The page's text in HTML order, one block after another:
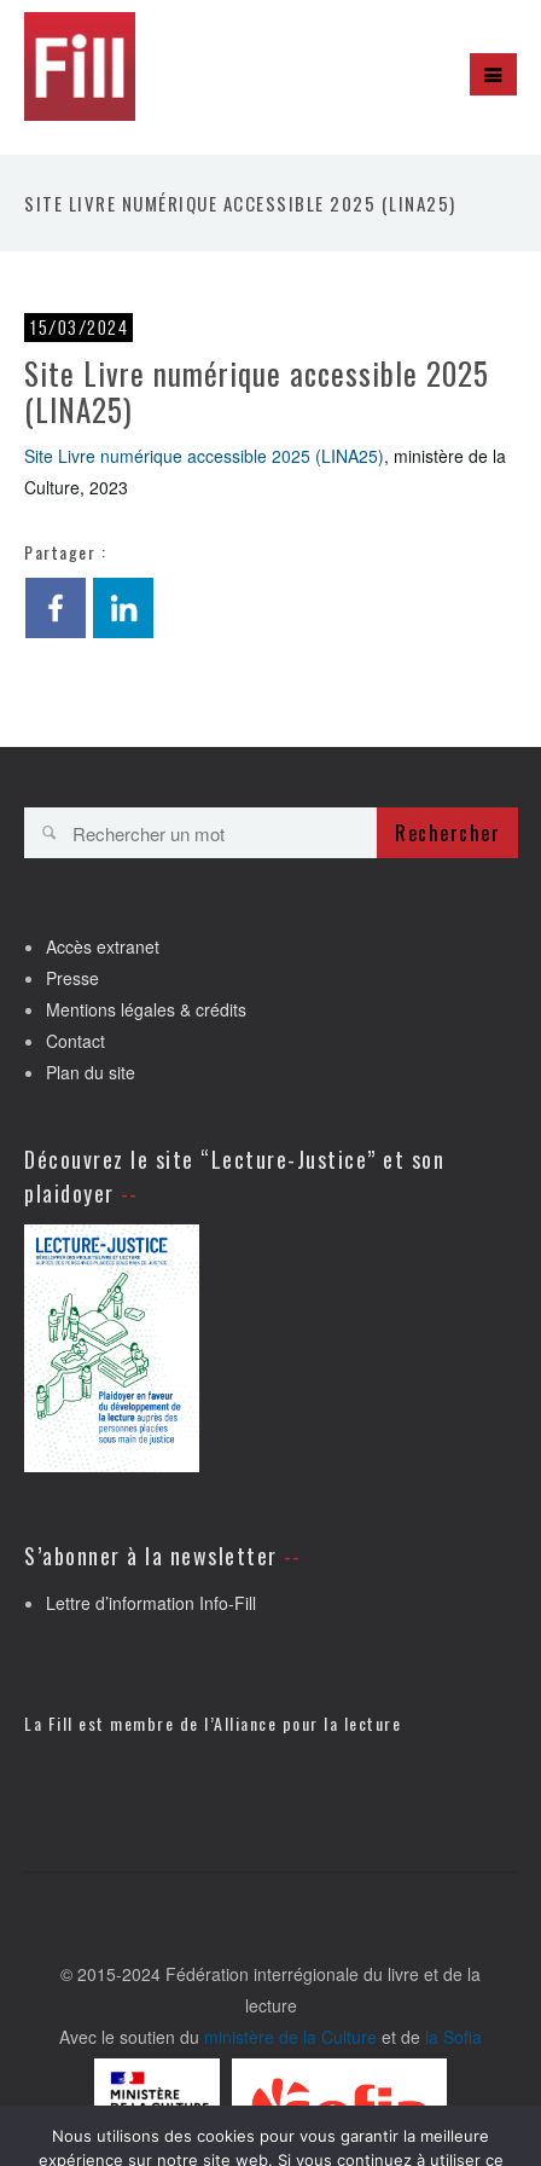
SITE LIVRE NUMÉRIQUE ACCESSIBLE 2025 (LINA25)
15/03/2024
Site Livre numérique accessible 2025
(LINA25)
Site Livre numérique accessible 2025 (LINA25), ministère de la
Culture, 2023
Partager :
Rechercher
Accès extranet
Presse
Mentions légales & crédits
Contact
Plan du site
Découvrez le site “Lecture-Justice” et son
plaidoyer
S’abonner à la newsletter
Lettre d’information Info-Fill
La Fill est membre de l’Alliance pour la lecture
© 2015-2024 Fédération interrégionale du livre et de la
lecture
Avec le soutien du ministère de la Culture et de la Sofia
Nous utilisons des cookies pour vous garantir la meilleure
expérience sur notre site web. Si vous continuez à utiliser ce